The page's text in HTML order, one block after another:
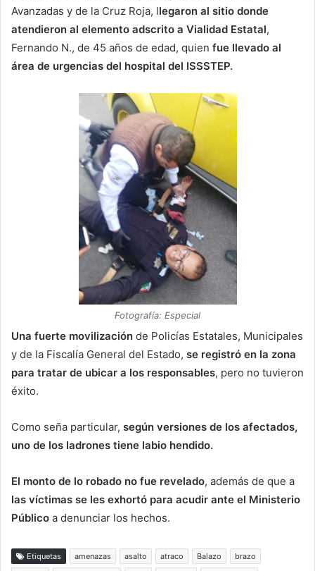
Avanzadas y de la Cruz Roja, llegaron al sitio donde
atendieron al elemento adscrito a Vialidad Estatal,
Fernando N., de 45 años de edad, quien fue llevado al
área de urgencias del hospital del ISSSTEP.
Fotografía: Especial
Una fuerte movilización de Policías Estatales, Municipales
y de la Fiscalía General del Estado, se registró en la zona
para tratar de ubicar a los responsables, pero no tuvieron
éxito.
Como seña particular, según versiones de los afectados,
uno de los ladrones tiene labio hendido.
El monto de lo robado no fue revelado, además de que a
las víctimas se les exhortó para acudir ante el Ministerio
Público a denunciar los hechos.
Etiquetas amenazas asalto atraco Balazo
brazo